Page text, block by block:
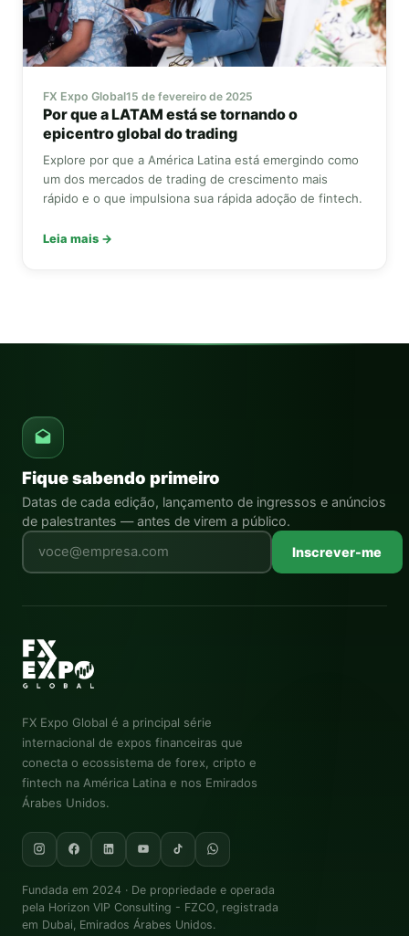
FX Expo Global15 de fevereiro de 2025
Por que a LATAM está se tornando o
epicentro global do trading
Explore por que a América Latina está emergindo como
um dos mercados de trading de crescimento mais
rápido e o que impulsiona sua rápida adoção de fintech.
Leia mais →
Fique sabendo primeiro
Datas de cada edição, lançamento de ingressos e anúncios
de palestrantes — antes de virem a público.
Deixe este campo vazio
Inscrever-me
FX Expo Global é a principal série
internacional de expos financeiras que
conecta o ecossistema de forex, cripto e
fintech na América Latina e nos Emirados
Árabes Unidos.
Fundada em 2024 · De propriedade e operada
pela Horizon VIP Consulting - FZCO , registrada
em Dubai, Emirados Árabes Unidos.